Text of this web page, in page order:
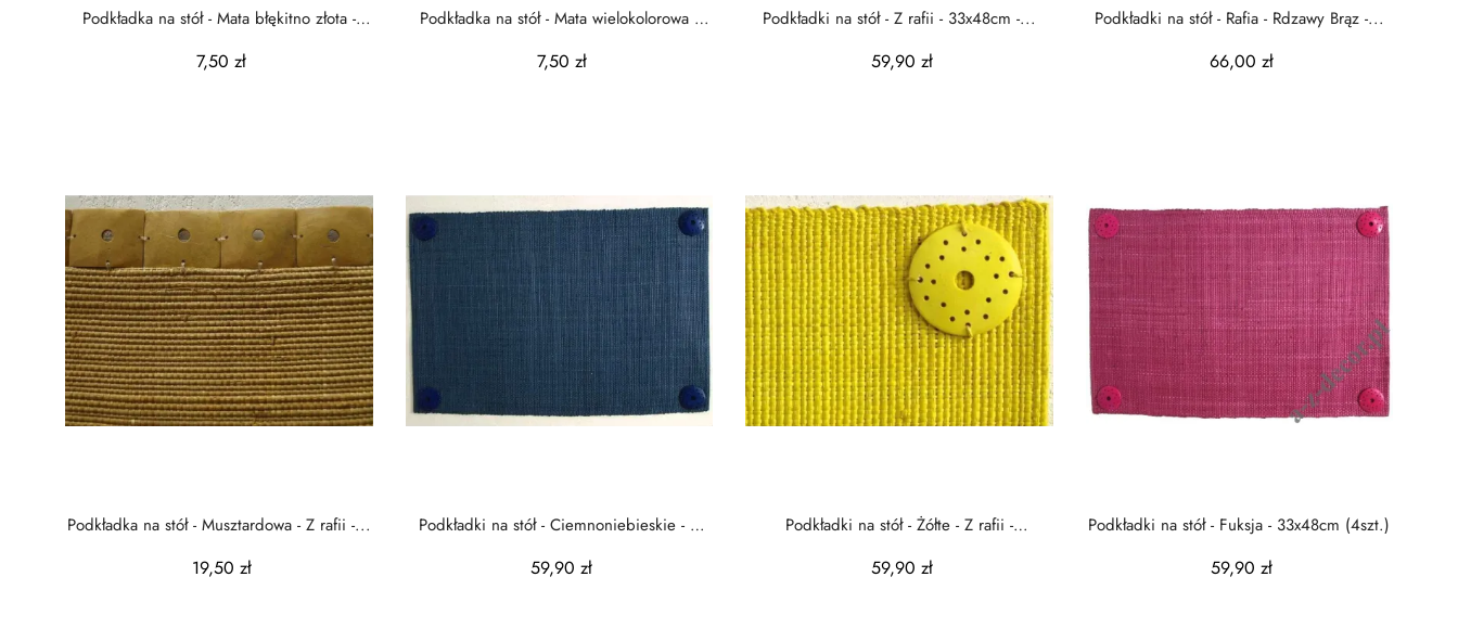
Podkładka na stół - Mata błękitno złota -
7,50 zł
Podkładka na stół - Mata wielokolorowa -
7,50 zł
Podkładki na stół - Z rafii - 33x48cm -...
59,90 zł
Podkładki na stół - Rafia - Rdzawy Brąz -...
66,00 zł
Podkładka na stół - Musztardowa - Z rafii -...
19,50 zł
Podkładki na stół - Ciemnoniebieskie - Z
59,90 zł
Podkładki na stół - Żółte - Z rafii -
59,90 zł
Podkładki na stół - Fuksja - 33x48cm (4szt.)
59,90 zł